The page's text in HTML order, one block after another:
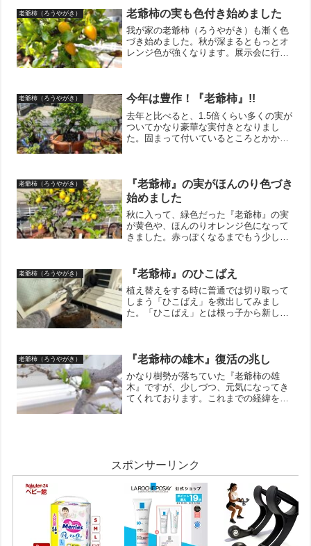
老爺柿（ろうやがき） 老爺柿の実も色付き始めました
我が家の老爺柿（ろうやがき）も漸く色
づき始めました。秋が深まるともっとオ
レンジ色が強くなります。展示会に行く
都合というよりかは育てる...
老爺柿（ろうやがき） 今年は豊作！『老爺柿』!!
去年と比べると、1.5倍くらい多くの実が
ついてかなり豪華な実付きとなりまし
た。固まって付いているところとかかな
ぱが落葉して実だけが付...
老爺柿（ろうやがき）
『老爺柿』の実がほんのり色づき
始めました
秋に入って、緑色だった『老爺柿』の実
が黄色や、ほんのりオレンジ色になって
きました。赤っぽくなるまでもう少しか
す。『老爺柿』は12月の葉っぱが全部落
ちた姿が一番のお気に入り...
老爺柿（ろうやがき） 『老爺柿』のひこばえ
植え替えをする時に普通では切り取って
しまう「ひこばえ」を救出してみまし
た。「ひこばえ」とは根っ子から新しく
す。ちなみに上の写真の赤丸...
老爺柿（ろうやがき） 『老爺柿の雄木』復活の兆し
かなり樹勢が落ちていた『老爺柿の雄
木』ですが、少しづつ、元気になってき
てくれております。これまでの経緯を簡
スポンサーリンク